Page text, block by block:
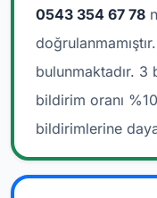
0543 354 67 78
bulunmaktadır. 3
bildirim oranı
bildirimlerine